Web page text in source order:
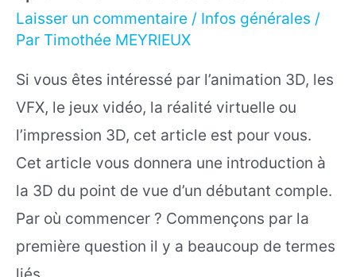
Laisser un commentaire / Infos générales /
Par Timothée MEYRIEUX
Si vous êtes intéressé par l’animation 3D, les
VFX, le jeux vidéo, la réalité virtuelle ou
l’impression 3D, cet article est pour vous.
Cet article vous donnera une introduction à
la 3D du point de vue d’un débutant comple.
Par où commencer ? Commençons par la
première question il y a beaucoup de termes